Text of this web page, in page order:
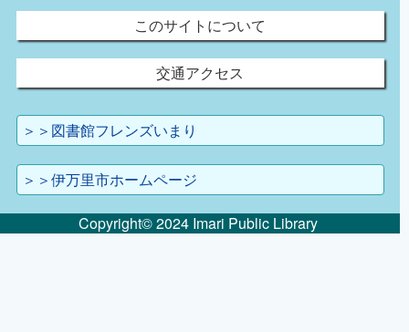
このサイトについて
交通アクセス
＞＞図書館フレンズいまり
＞＞伊万里市ホームページ
Copyright© 2024 Imari Public Library